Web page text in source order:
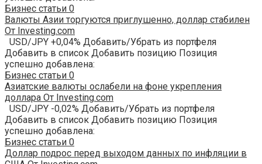
Бизнес статьи 0
Валюты Азии торгуются приглушенно, доллар стабилен
От Investing.com
USD/JPY +0,04% Добавить/Убрать из портфеля
Добавить в список Добавить позицию Позиция
успешно добавлена:
Бизнес статьи 0
Азиатские валюты ослабели на фоне укрепления
доллара От Investing.com
USD/JPY -0,02% Добавить/Убрать из портфеля
Добавить в список Добавить позицию Позиция
успешно добавлена:
Бизнес статьи 0
Доллар подрос перед выходом данных по инфляции в